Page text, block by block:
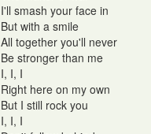
I'll smash your face in
But with a smile
All together you'll never
Be stronger than me
I, I, I
Right here on my own
But I still rock you
I, I, I